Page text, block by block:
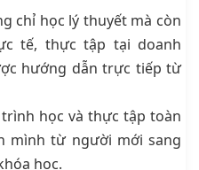
chỉ học lý thuyết mà còn
tế, thực tập tại doanh
hướng dẫn trực tiếp từ
học và thực tập toàn
mình từ người mới sang
học.